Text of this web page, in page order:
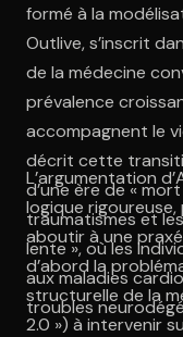
formé à la
Outlive, s’inscrit
de la médecine
prévalence
accompagnent le
décrit cette
d’une ère de «
traumatismes et
lente », où les
aux maladies
troubles
L’argumentation
logique
aboutir à une
d’abord la
structurelle de la
2.0 ») à intervenir